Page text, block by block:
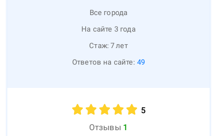
Все города
На сайте 3 года
Стаж: 7лет
Ответов на сайте: 49
5
Отзывы 1